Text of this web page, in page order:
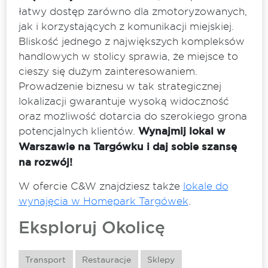
łatwy dostęp zarówno dla zmotoryzowanych,
jak i korzystających z komunikacji miejskiej.
Bliskość jednego z największych kompleksów
handlowych w stolicy sprawia, że miejsce to
cieszy się dużym zainteresowaniem.
Prowadzenie biznesu w tak strategicznej
lokalizacji gwarantuje wysoką widoczność
oraz możliwość dotarcia do szerokiego grona
potencjalnych klientów. Wynajmij lokal w
Warszawie na Targówku i daj sobie szansę
na rozwój!
W ofercie C&W znajdziesz także lokale do
wynajęcia w Homepark Targówek
Eksploruj Okolicę
Transport Restauracje Sklepy